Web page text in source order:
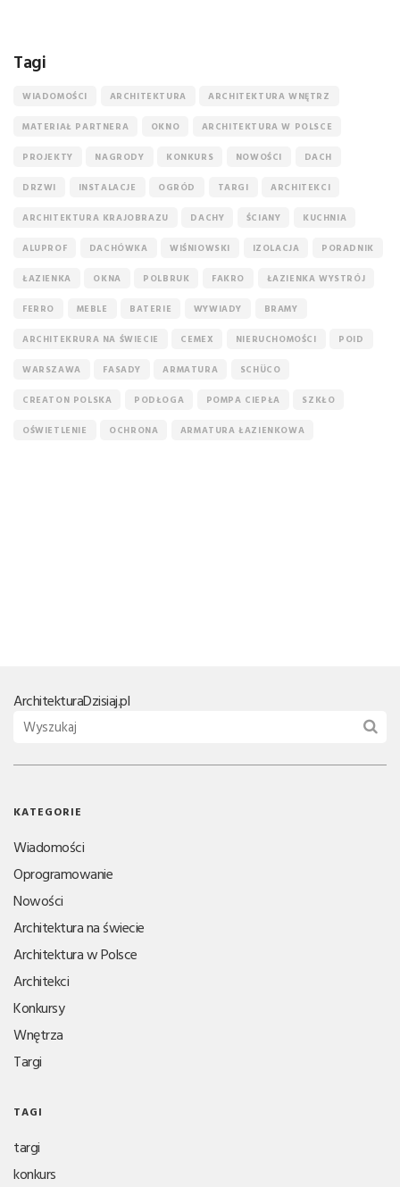
Tagi
WIADOMOŚCI ARCHITEKTURA ARCHITEKTURA WNĘTRZ
MATERIAŁ PARTNERA OKNO ARCHITEKTURA W POLSCE
PROJEKTY NAGRODY KONKURS NOWOŚCI DACH
DRZWI INSTALACJE OGRÓD TARGI ARCHITEKCI
ARCHITEKTURA KRAJOBRAZU DACHY ŚCIANY KUCHNIA
ALUPROF DACHÓWKA WIŚNIOWSKI IZOLACJA PORADNIK
ŁAZIENKA OKNA POLBRUK FAKRO ŁAZIENKA WYSTRÓJ
FERRO MEBLE BATERIE WYWIADY BRAMY
ARCHITEKRURA NA ŚWIECIE CEMEX NIERUCHOMOŚCI POID
WARSZAWA FASADY ARMATURA SCHÜCO
CREATON POLSKA PODŁOGA POMPA CIEPŁA SZKŁO
OŚWIETLENIE OCHRONA ARMATURA ŁAZIENKOWA
ArchitekturaDzisiaj.pl
KATEGORIE
Wiadomości
Oprogramowanie
Nowości
Architektura na świecie
Architektura w Polsce
Architekci
Konkursy
Wnętrza
Targi
TAGI
targi
konkurs